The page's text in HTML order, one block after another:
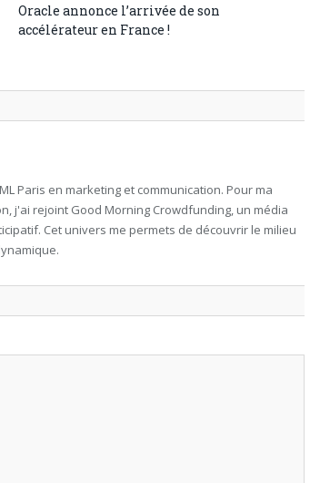
Oracle annonce l’arrivée de son
accélérateur en France !
Paris en marketing et communication. Pour ma
j'ai rejoint Good Morning Crowdfunding, un média
Cet univers me permets de découvrir le milieu